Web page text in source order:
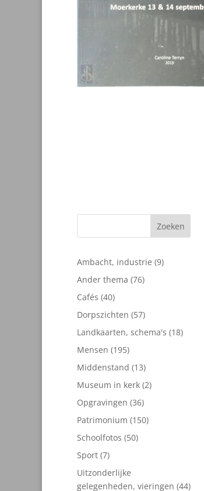
Zoeken
Ambacht, industrie 99
Ander thema 7676
Cafés 4040
producten
Dorpszichten 5757
producten
Landkaarten, schema's 1818
Mensen 195195
producten
Middenstand 1313
producten
Museum in kerk 22
Opgravingen 3636
producten
Patrimonium 150150
Schoolfotos 5050
Sport 77
producten
Uitzonderlijke
gelegenheden, vieringen 4444